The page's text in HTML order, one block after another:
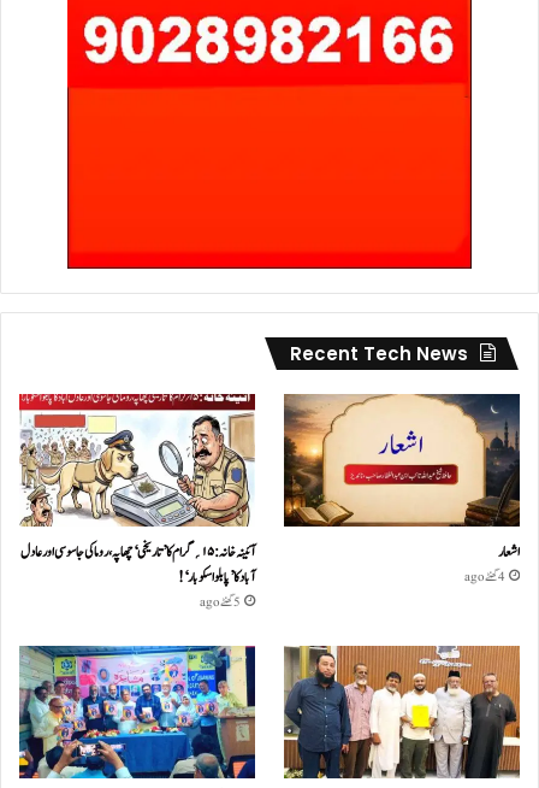
Recent Tech News
اشعار
4 گھنٹے ago
آئینہ خانہ :۱۵؍گرام کا ’تاریخی‘ چھاپہ، روما کی جاسوسی اور عادل
آباد کا ’پابلو اسکوبار‘!
5 گھنٹے ago